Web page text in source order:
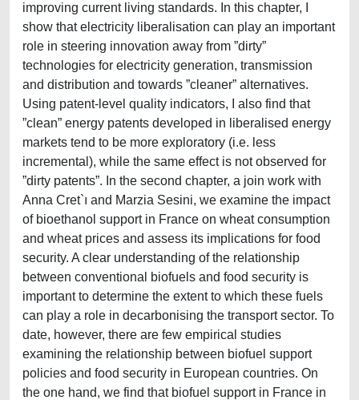
improving current living standards. In this chapter, I
show that electricity liberalisation can play an important
role in steering innovation away from ”dirty”
technologies for electricity generation, transmission
and distribution and towards ”cleaner” alternatives.
Using patent-level quality indicators, I also find that
”clean” energy patents developed in liberalised energy
markets tend to be more exploratory (i.e. less
incremental), while the same effect is not observed for
”dirty patents”. In the second chapter, a join work with
Anna Cret`ı and Marzia Sesini, we examine the impact
of bioethanol support in France on wheat consumption
and wheat prices and assess its implications for food
security. A clear understanding of the relationship
between conventional biofuels and food security is
important to determine the extent to which these fuels
can play a role in decarbonising the transport sector. To
date, however, there are few empirical studies
examining the relationship between biofuel support
policies and food security in European countries. On
the one hand, we find that biofuel support in France in